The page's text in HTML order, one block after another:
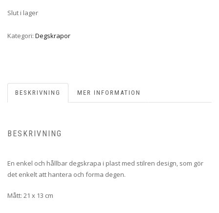
Slut i lager
Kategori: Degskrapor
BESKRIVNING MER INFORMATION
BESKRIVNING
En enkel och hållbar degskrapa i plast med stilren design, som gör
det enkelt att hantera och forma degen.
Mått: 21 x 13 cm